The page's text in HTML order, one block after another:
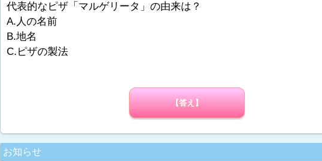
代表的なピザ「マルゲリータ」の由来は？
A.人の名前
B.地名
C.ピザの製法
【答え】
お知らせ